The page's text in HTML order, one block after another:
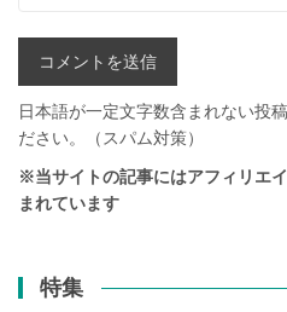
日本語が一定文字数含まれない投
ださい。（スパム対策）
※当サイトの記事にはアフィリエ
まれています
特集